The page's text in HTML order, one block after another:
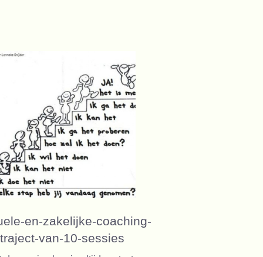
en-zakelijke-coaching-
traject-van-10-sessies